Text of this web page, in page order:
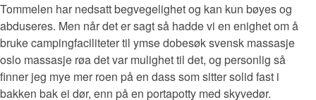
Tommelen har nedsatt begvegelighet og kan kun bøyes og
abduseres. Men når det er sagt så hadde vi en enighet om å
bruke campingfaciliteter til ymse dobesøk svensk massasje
oslo massasje røa det var mulighet til det, og personlig så
finner jeg mye mer roen på en dass som sitter solid fast i
bakken bak ei dør, enn på en portapotty med skyvedør.